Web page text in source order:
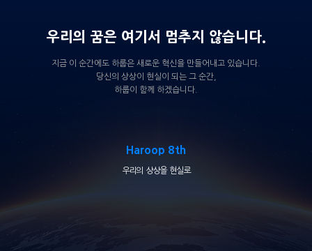
우리의 꿈은 여기서 멈추지 않습니다.
지금 이 순간에도 하룹은 새로운 혁신을 만들어내고 있습니다.
당신의 상상이 현실이 되는 그 순간,
하룹이 함께 하겠습니다.
Haroop 8th
우리의 상상을 현실로